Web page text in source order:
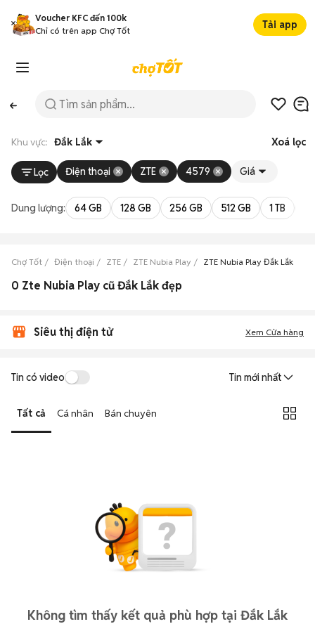
Voucher KFC đến 100k
Chỉ có trên app Chợ Tốt
Tải app
Khu vực: Đắk Lắk Xoá lọc
Lọc Điện thoại ZTE 4579 Giá
Dung lượng: 64 GB 128 GB 256 GB 512 GB 1 TB
Chợ Tốt Điện thoại ZTE ZTE Nubia Play ZTE Nubia Play Đắk Lắk
0 Zte Nubia Play cũ Đắk Lắk đẹp
Siêu thị điện tử Xem Cửa hàng
Tin có video Tin mới nhất
Tất cả Cá nhân Bán chuyên
Không tìm thấy kết quả phù hợp tại Đắk Lắk